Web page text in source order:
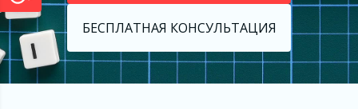
БЕСПЛАТНАЯ КОНСУЛЬТАЦИЯ